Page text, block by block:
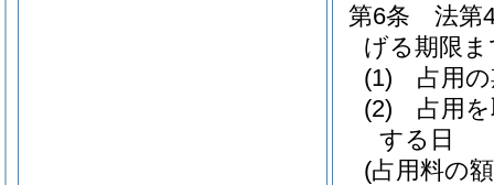
第6条
法第
げる期限
(1)
占用
(2)
占用
する日
(占用料の